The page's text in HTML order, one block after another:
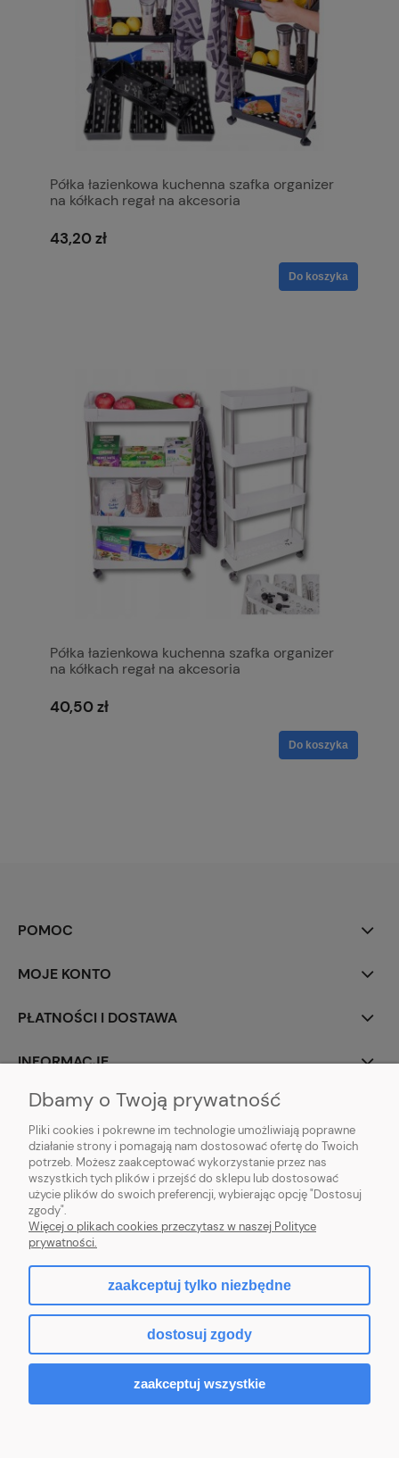
Półka łazienkowa kuchenna szafka organizer
na kółkach regał na akcesoria
43,20 zł
Do koszyka
Półka łazienkowa kuchenna szafka organizer
na kółkach regał na akcesoria
40,50 zł
Do koszyka
POMOC
MOJE KONTO
PŁATNOŚCI I DOSTAWA
INFORMACJE
O NAS
ZLARO| ul. Fiołkowa 9, 31-457 Kraków, woj. małopolskie | E-mail:
zlaro.krakow@gmail.com
120911970
Sklep internetowy Shoper.pl
Dbamy o Twoją prywatność
Pliki cookies i pokrewne im technologie umożliwiają poprawne
działanie strony i pomagają nam dostosować ofertę do Twoich
potrzeb. Możesz zaakceptować wykorzystanie przez nas
wszystkich tych plików i przejść do sklepu lub dostosować
użycie plików do swoich preferencji, wybierając opcję "Dostosuj
zgody".
Więcej o plikach cookies przeczytasz w naszej Polityce
prywatności.
zaakceptuj tylko niezbędne
dostosuj zgody
zaakceptuj wszystkie